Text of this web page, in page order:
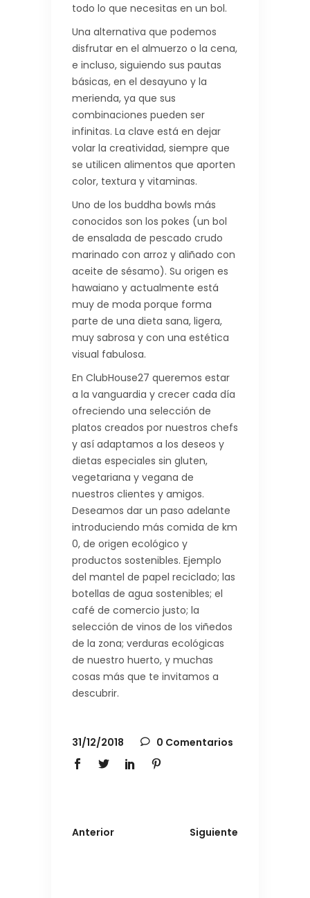
todo lo que necesitas en un bol.
Una alternativa que podemos
disfrutar en el almuerzo o la cena,
e incluso, siguiendo sus pautas
básicas, en el desayuno y la
merienda, ya que sus
combinaciones pueden ser
infinitas. La clave está en dejar
volar la creatividad, siempre que
se utilicen alimentos que aporten
color, textura y vitaminas.
Uno de los buddha bowls más
conocidos son los pokes (un bol
de ensalada de pescado crudo
marinado con arroz y aliñado con
aceite de sésamo). Su origen es
hawaiano y actualmente está
muy de moda porque forma
parte de una dieta sana, ligera,
muy sabrosa y con una estética
visual fabulosa.
En ClubHouse27 queremos estar
a la vanguardia y crecer cada día
ofreciendo una selección de
platos creados por nuestros chefs
y así adaptamos a los deseos y
dietas especiales sin gluten,
vegetariana y vegana de
nuestros clientes y amigos.
Deseamos dar un paso adelante
introduciendo más comida de km
0, de origen ecológico y
productos sostenibles. Ejemplo
del mantel de papel reciclado; las
botellas de agua sostenibles; el
café de comercio justo; la
selección de vinos de los viñedos
de la zona; verduras ecológicas
de nuestro huerto, y muchas
cosas más que te invitamos a
descubrir.
31/12/2018 0 Comentarios
Anterior Siguiente